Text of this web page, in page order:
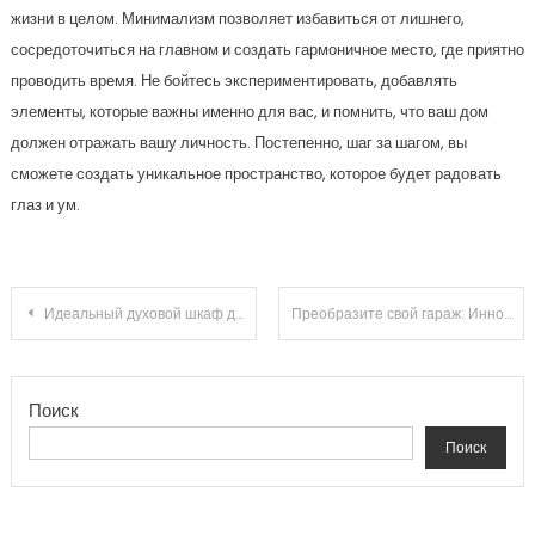
жизни в целом. Минимализм позволяет избавиться от лишнего,
сосредоточиться на главном и создать гармоничное место, где приятно
проводить время. Не бойтесь экспериментировать, добавлять
элементы, которые важны именно для вас, и помнить, что ваш дом
должен отражать вашу личность. Постепенно, шаг за шагом, вы
сможете создать уникальное пространство, которое будет радовать
глаз и ум.
Навигация по записям
Идеальный духовой шкаф для вашего дома: 7 секретов выбора, которые изменят ваше кулинарное мастерство! Преобразите свой гараж: Инновационные идеи и советы по организации хранения!
Поиск
Поиск